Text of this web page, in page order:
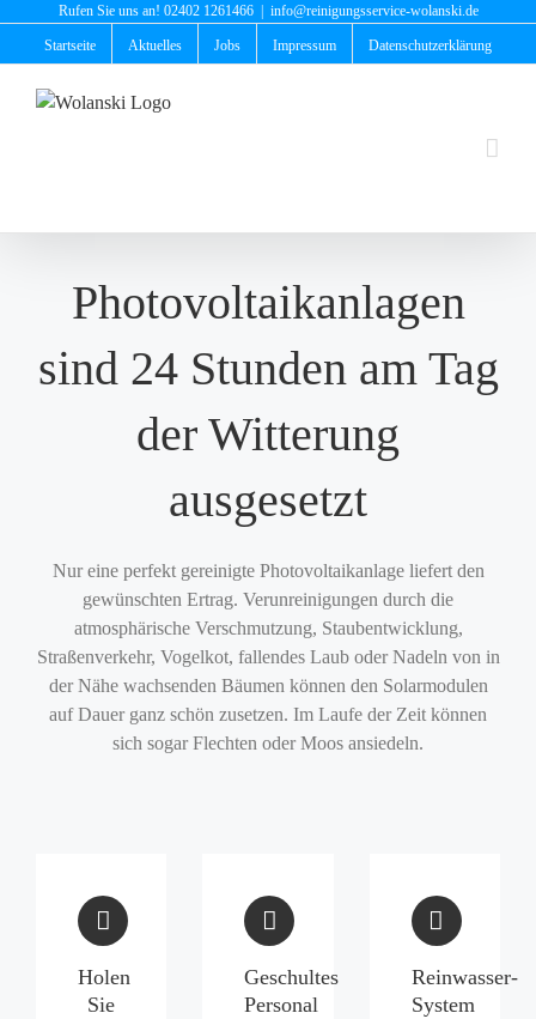
springen
Rufen Sie uns an! 02402 1261466 info@reinigungsservice-wolanski.de
Startseite Aktuelles Jobs Impressum Datenschutzerklärung
Photovoltaikanlagen
sind 24 Stunden am Tag
der Witterung
ausgesetzt
Nur eine perfekt gereinigte Photovoltaikanlage liefert den
gewünschten Ertrag. Verunreinigungen durch die
atmosphärische Verschmutzung, Staubentwicklung,
Straßenverkehr, Vogelkot, fallendes Laub oder Nadeln von in
der Nähe wachsenden Bäumen können den Solarmodulen
auf Dauer ganz schön zusetzen. Im Laufe der Zeit können
sich sogar Flechten oder Moos ansiedeln.
Holen
Sie
Geschultes
Personal
Reinwasser-
System